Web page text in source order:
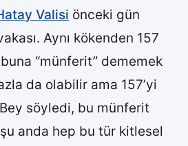
Valisi önceki gün
Aynı kökenden 157
“münferit” dememek
da olabilir ama 157’yi
söyledi, bu münferit
anda hep bu tür kitlesel